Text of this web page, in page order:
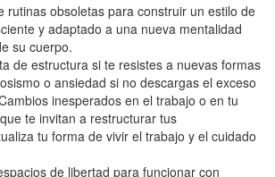
rutinas obsoletas para construir un estilo de
y adaptado a una nueva mentalidad
su cuerpo.
de estructura si te resistes a nuevas formas
o ansiedad si no descargas el exceso
inesperados en el trabajo o en tu
te invitan a restructurar tus
tu forma de vivir el trabajo y el cuidado
de libertad para funcionar con